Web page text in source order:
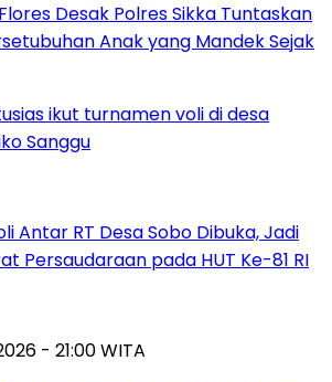
Desak Polres Sikka Tuntaskan
Anak yang Mandek Sejak
Antar RT Desa Sobo Dibuka, Jadi
Persaudaraan pada HUT Ke-81 RI
- 21:00 WITA